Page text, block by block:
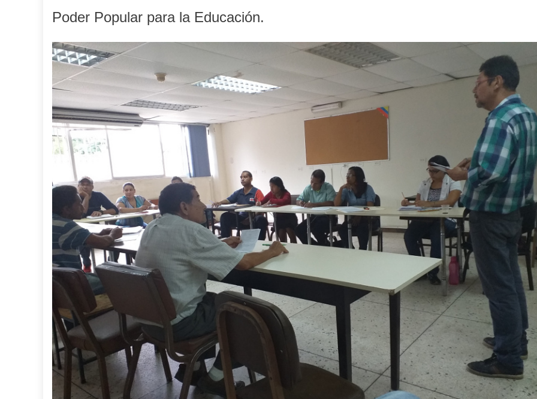
Poder Popular para la Educación.